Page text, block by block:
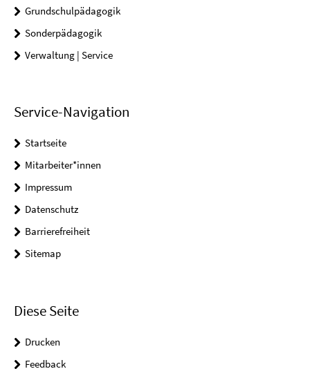
Grundschulpädagogik
Sonderpädagogik
Verwaltung | Service
Service-Navigation
Startseite
Mitarbeiter*innen
Impressum
Datenschutz
Barrierefreiheit
Sitemap
Diese Seite
Drucken
Feedback